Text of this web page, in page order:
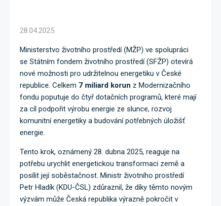
28.04.2025
Ministerstvo životního prostředí (MŽP) ve spolupráci
se Státním fondem životního prostředí (SFŽP) otevírá
nové možnosti pro udržitelnou energetiku v České
republice. Celkem 7 miliard korun z Modernizačního
fondu poputuje do čtyř dotačních programů, které mají
za cíl podpořit výrobu energie ze slunce, rozvoj
komunitní energetiky a budování potřebných úložišť
energie.
Tento krok, oznámený 28. dubna 2025, reaguje na
potřebu urychlit energetickou transformaci země a
posílit její soběstačnost. Ministr životního prostředí
Petr Hladík (KDU-ČSL) zdůraznil, že díky těmto novým
výzvám může Česká republika výrazně pokročit v